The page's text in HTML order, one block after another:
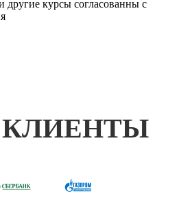
другие курсы согласованны с